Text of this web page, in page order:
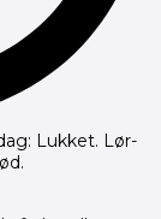
Lukket. Lør-